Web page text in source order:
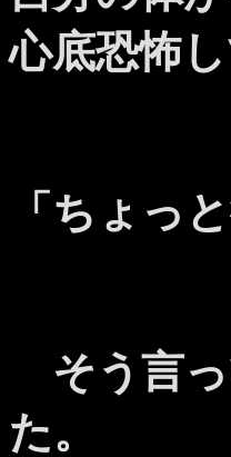
心底恐怖
「ちょっ
そう言っ
た。